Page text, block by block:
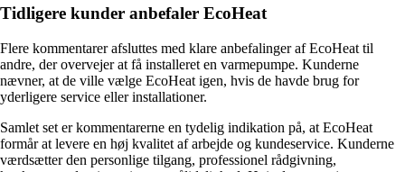
Tidligere kunder anbefaler EcoHeat
Flere kommentarer afsluttes med klare anbefalinger af EcoHeat til
andre, der overvejer at få installeret en varmepumpe. Kunderne
nævner, at de ville vælge EcoHeat igen, hvis de havde brug for
yderligere service eller installationer.
Samlet set er kommentarerne en tydelig indikation på, at EcoHeat
formår at levere en høj kvalitet af arbejde og kundeservice. Kunderne
værdsætter den personlige tilgang, professionel rådgivning,